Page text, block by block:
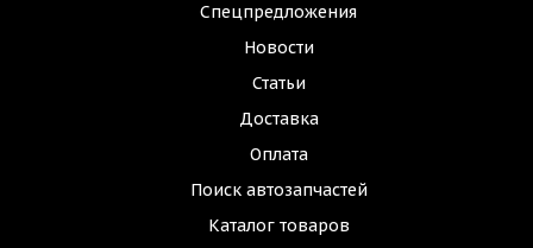
Спецпредложения
Новости
Статьи
Доставка
Оплата
Поиск автозапчастей
Каталог товаров